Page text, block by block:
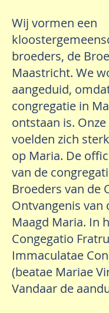
Wij vormen een
broeders, de
Maastricht. We
aangeduid,
congregatie in
ontstaan is.
voelden zich
op Maria. De
van de
Broeders van de
Ontvangenis van
Maagd Maria. In
Congegatio
Immaculatae
(beatae Mariae
Vandaar de